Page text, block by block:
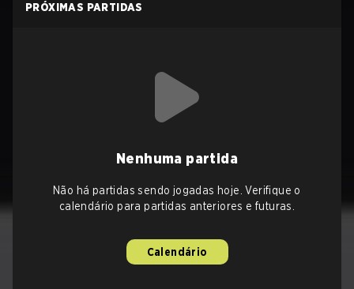
PRÓXIMAS PARTIDAS
Nenhuma partida
Não há partidas sendo jogadas hoje. Verifique o
calendário para partidas anteriores e futuras.
Calendário